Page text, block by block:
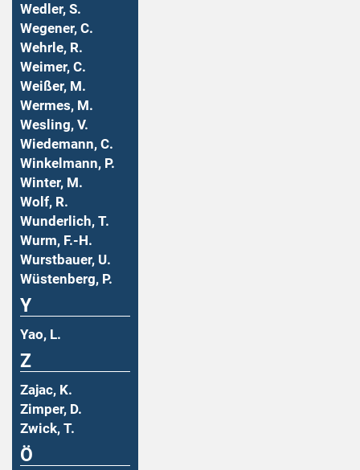
Wedler, S.
Wegener, C.
Wehrle, R.
Weimer, C.
Weißer, M.
Wermes, M.
Wesling, V.
Wiedemann, C.
Winkelmann, P.
Winter, M.
Wolf, R.
Wunderlich, T.
Wurm, F.-H.
Wurstbauer, U.
Wüstenberg, P.
Y
Yao, L.
Z
Zajac, K.
Zimper, D.
Zwick, T.
Ö